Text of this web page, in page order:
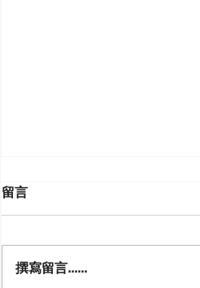
留言
撰寫留言......